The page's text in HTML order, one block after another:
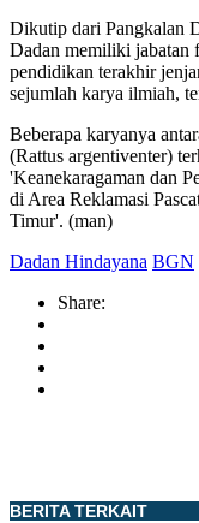
Dikutip dari Pangkalan
Dadan memiliki jabatan
pendidikan terakhir
sejumlah karya ilmiah,
Beberapa karyanya
(Rattus argentiventer)
'Keanekaragaman dan
di Area Reklamasi
Timur'. (man)
Dadan Hindayana BGN
Share:
BERITA TERKAIT